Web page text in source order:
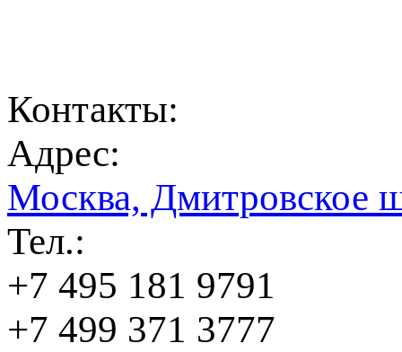
Контакты:
Адрес:
Москва, Дмитровское
Тел.:
+7 495 181 9791
+7 499 371 3777